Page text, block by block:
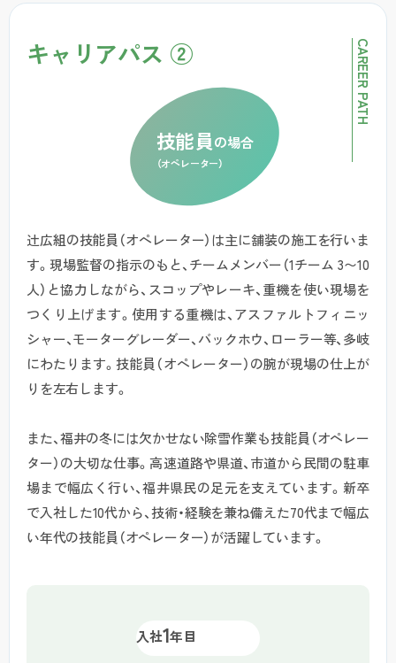
CAREER PATH
技能員
（オペレーター）
の場合
キャリアパス ②
辻広組の技能員（オペレーター）は主に舗装の施工を行いま
す。 現場監督の指示のもと、チームメンバー（1チーム 3〜10
人）と協力しながら、スコップやレーキ、重機を使い現場を
つくり上げます。 使用する重機は、アスファルトフィニッ
シャー、モーターグレーダー、バックホウ、ローラー等、多岐
にわたります。技能員（オペレーター）の腕が現場の仕上が
りを左右します。
また、福井の冬には欠かせない除雪作業も技能員（オペレー
ター）の大切な仕事。高速道路や県道、市道から民間の駐車
場まで幅広く行い、福井県民の足元を支えています。 新卒
で入社した10代から、技術・経験を兼ね備えた70代まで幅広
い年代の技能員（オペレーター）が活躍しています。
入社1年目